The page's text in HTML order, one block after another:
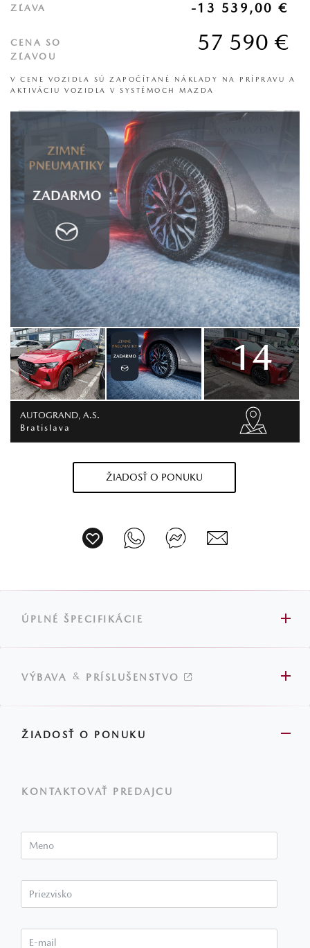
ZĽAVA -13 539,00 €
CENA SO
ZĽAVOU
57 590 €
V CENE VOZIDLA SÚ ZAPOČÍTANÉ NÁKLADY NA PRÍPRAVU A
AKTIVÁCIU VOZIDLA V SYSTÉMOCH MAZDA
14
AUTOGRAND, A.S.
Bratislava
ŽIADOSŤ O PONUKU
ÚPLNÉ ŠPECIFIKÁCIE
VÝBAVA & PRÍSLUŠENSTVO
ŽIADOSŤ O PONUKU
KONTAKTOVAŤ PREDAJCU